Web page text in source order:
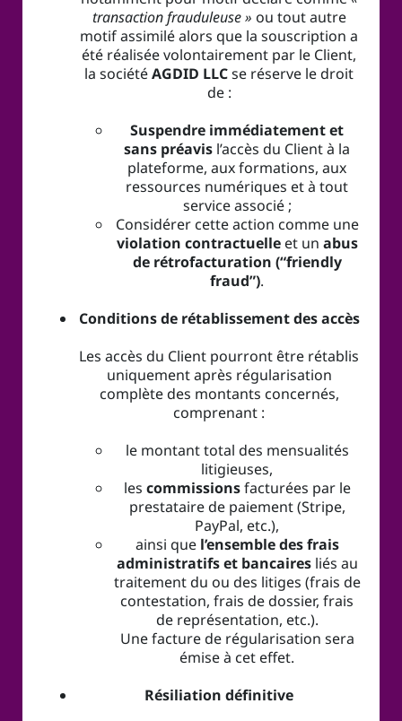
transaction frauduleuse » ou tout autre
motif assimilé alors que la souscription a
été réalisée volontairement par le Client,
la sociétéAGDID LLCse réserve le droit
de :
Suspendre immédiatement et
sans préavis l’accès du Client à la
plateforme, aux formations, aux
ressources numériques et à tout
service associé ;
Considérer cette action comme une
violation contractuelleet un abus
de rétrofacturation (“friendly
fraud”).
Conditions de rétablissement des accès
Les accès du Client pourront être rétablis
uniquement après régularisation
complète des montants concernés,
comprenant :
le montant total des mensualités
litigieuses,
les commissionsfacturées par le
prestataire de paiement (Stripe,
PayPal, etc.),
ainsi que l’ensemble des frais
administratifs et bancairesliés au
traitement du ou des litiges (frais de
contestation, frais de dossier, frais
de représentation, etc.).
Une facture de régularisation sera
émise à cet effet.
Résiliation définitive